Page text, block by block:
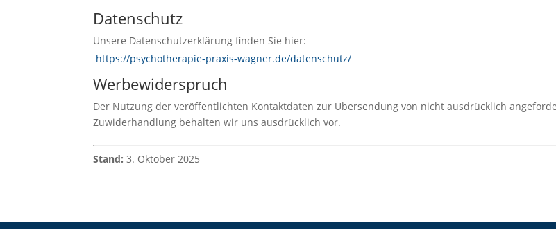
Datenschutz
Unsere Datenschutzerklärung finden Sie hier:
https://psychotherapie-praxis-wagner.de/datenschutz/
Werbewiderspruch
Der Nutzung der veröffentlichten Kontaktdaten zur Übersendung von nicht ausdrücklich
Zuwiderhandlung behalten wir uns ausdrücklich vor.
Stand: 3. Oktober 2025